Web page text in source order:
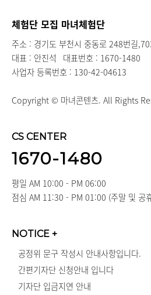
체험단 모집 마녀체험단
주소 : 경기도 부천시 중동로 248번길
대표 : 안진석 대표번호 : 1670-1480
사업자 등록번호 : 130-42-04613
Copyright © 마녀콘텐츠. All Rights
CS CENTER
1670-1480
평일 AM 10:00 - PM 06:00
점심 AM 11:30 - PM 01:00 (주말 및 공
NOTICE +
공정위 문구 작성시 안내사항입니다.
간편기자단 신청안내 입니다
기자단 입금지연 안내